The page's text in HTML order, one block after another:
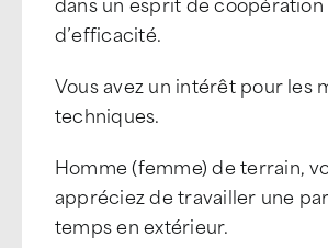
d’efficacité.
Vous avez un intérêt pour les
techniques.
Homme (femme) de terrain,
appréciez de travailler une
temps en extérieur.